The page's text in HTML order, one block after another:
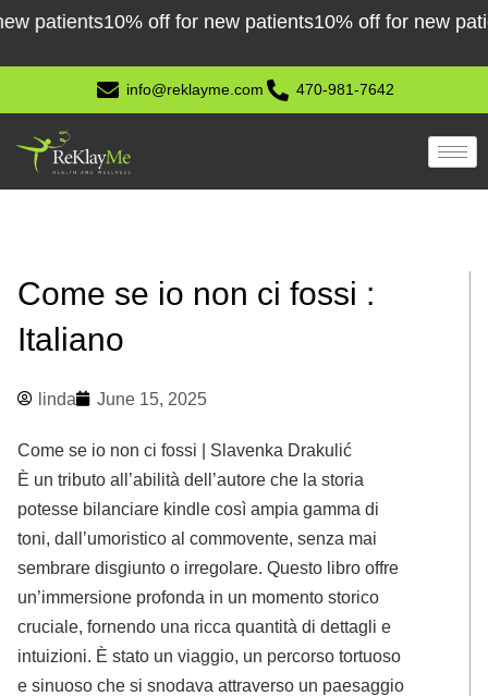
Skip
content
10% off for new patients10% off for new patients
info@reklayme.com 470-981-7642
Come se io non ci fossi :
Italiano
linda June 15, 2025
Come se io non ci fossi | Slavenka Drakulić
È un tributo all’abilità dell’autore che la storia
potesse bilanciare kindle così ampia gamma di
toni, dall’umoristico al commovente, senza mai
sembrare disgiunto o irregolare. Questo libro offre
un’immersione profonda in un momento storico
cruciale, fornendo una ricca quantità di dettagli e
intuizioni. È stato un viaggio, un percorso tortuoso
e sinuoso che si snodava attraverso un paesaggio